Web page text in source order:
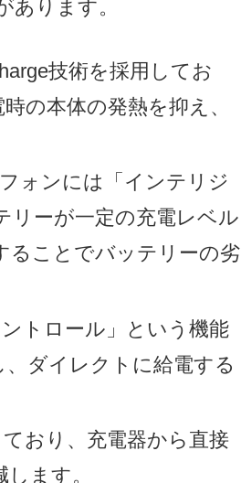
ります。
技術を採用してお
の本体の発熱を抑え、
ォンには「インテリジ
リーが一定の充電レベル
ることでバッテリーの劣
トロール」という機能
ダイレクトに給電する
おり、充電器から直接
ます。